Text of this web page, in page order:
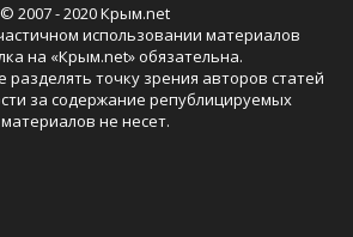
© 2007 - 2020 Крым.net
использовании материалов
на «Крым.net» обязательна.
разделять точку зрения авторов статей
за содержание републицируемых
материалов не несет.